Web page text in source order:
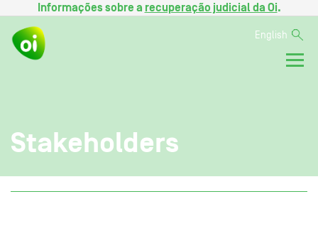
Informações sobre a recuperação judicial da Oi.
English
Stakeholders